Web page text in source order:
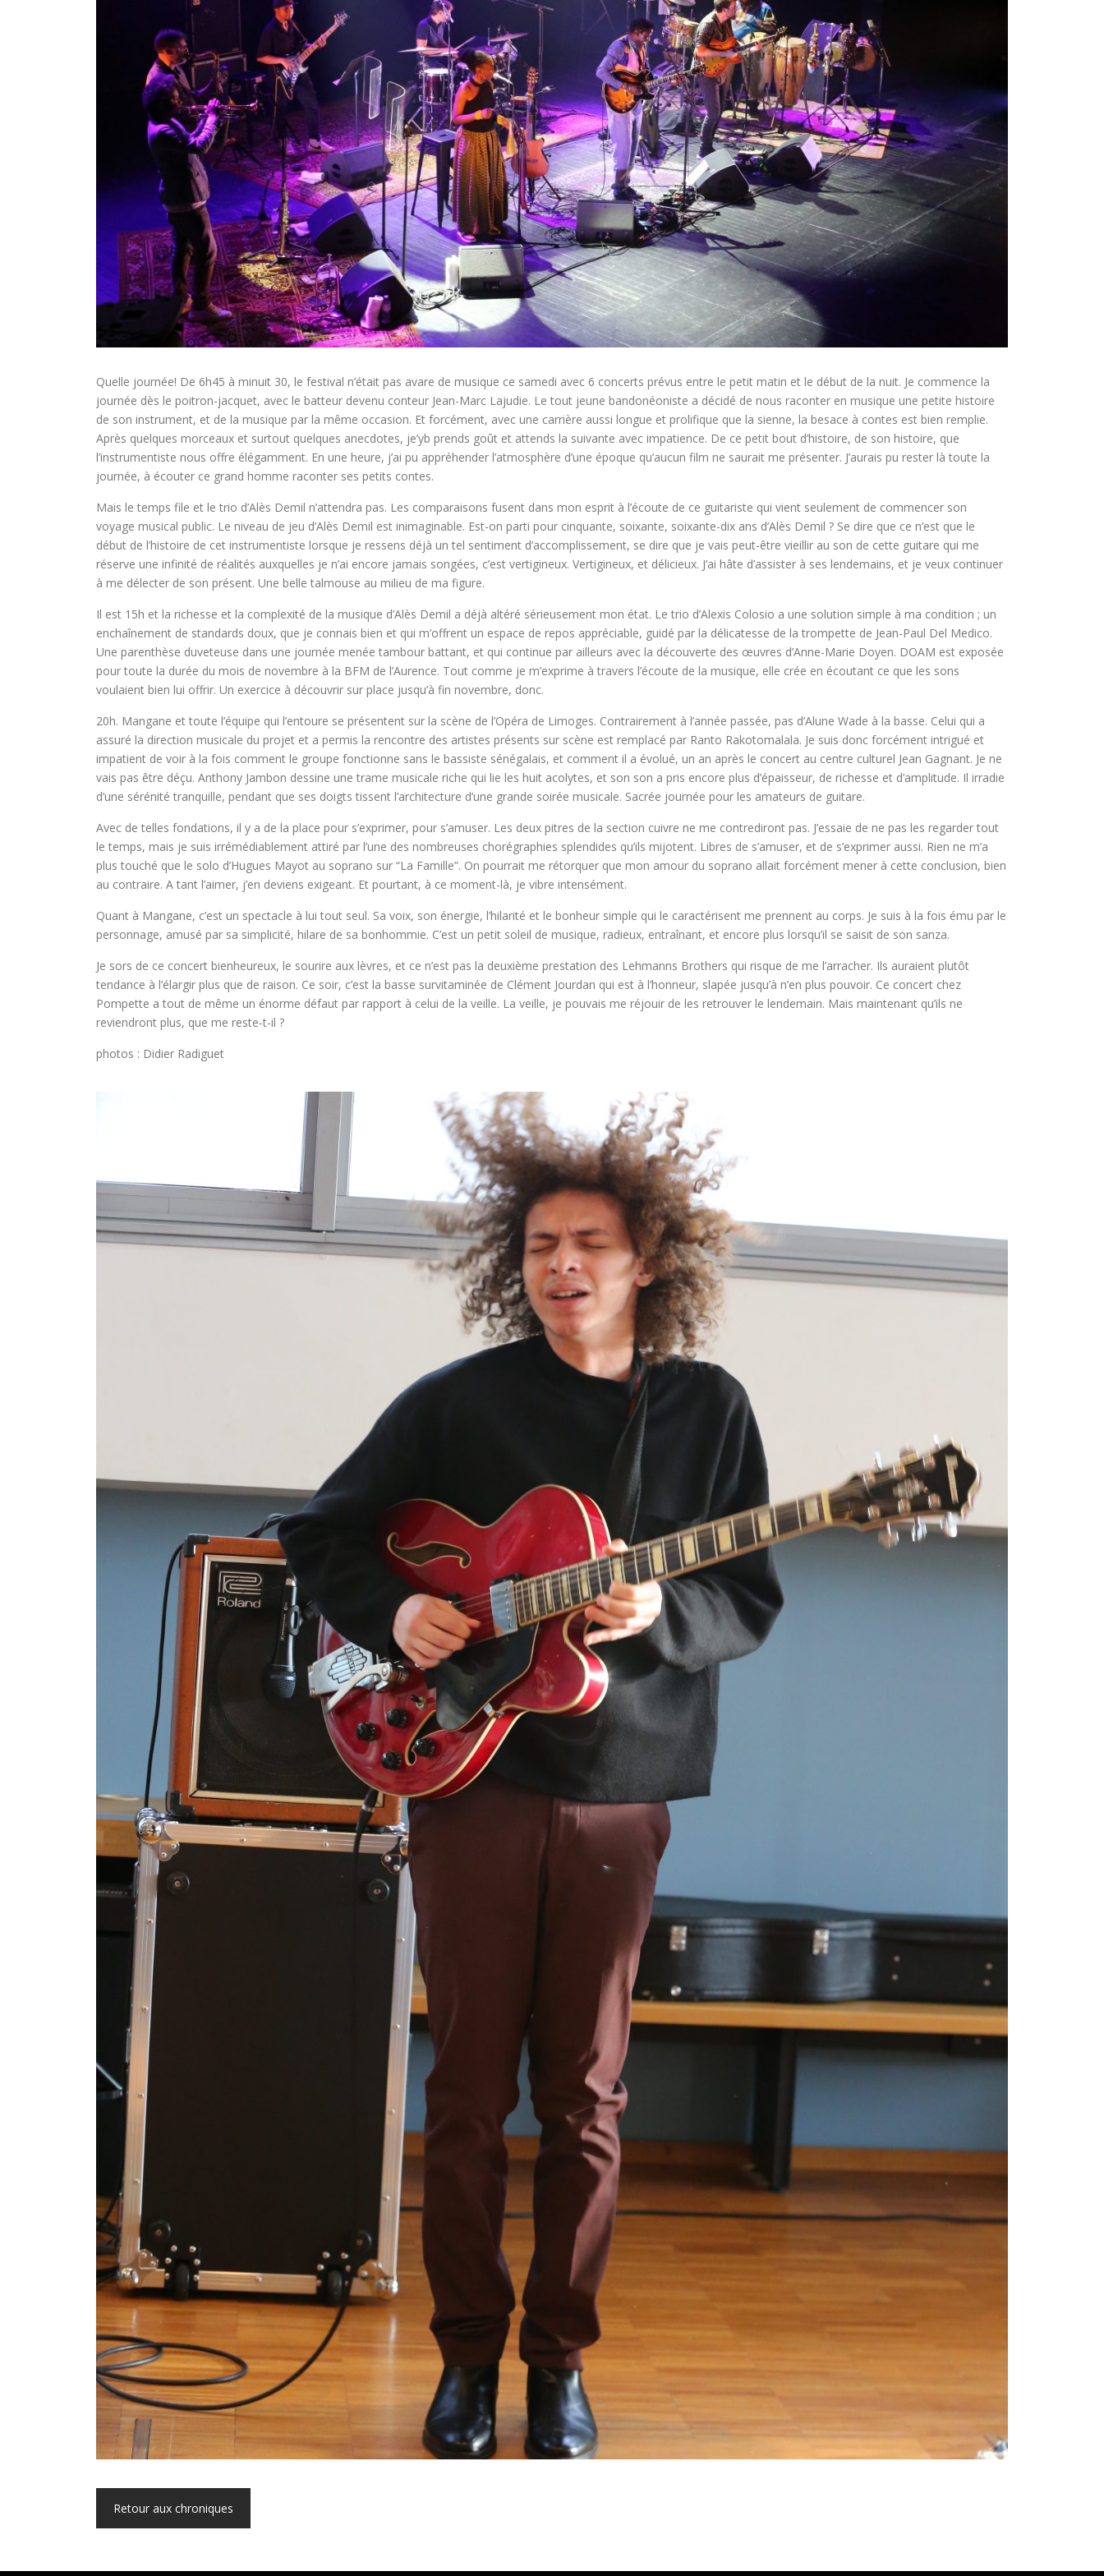
Quelle journée! De 6h45 à minuit 30, le festival n’était pas avare de musique ce samedi avec 6 concerts prévus entre le petit matin et le début de la nuit. Je commence la
journée dès le poitron-jacquet, avec le batteur devenu conteur Jean-Marc Lajudie. Le tout jeune bandonéoniste a décidé de nous raconter en musique une petite histoire
de son instrument, et de la musique par la même occasion. Et forcément, avec une carrière aussi longue et prolifique que la sienne, la besace à contes est bien remplie.
Après quelques morceaux et surtout quelques anecdotes, je’yb prends goût et attends la suivante avec impatience. De ce petit bout d’histoire, de son histoire, que
l’instrumentiste nous offre élégamment. En une heure, j’ai pu appréhender l’atmosphère d’une époque qu’aucun film ne saurait me présenter. J’aurais pu rester là toute la
journée, à écouter ce grand homme raconter ses petits contes.
Mais le temps file et le trio d’Alès Demil n’attendra pas. Les comparaisons fusent dans mon esprit à l’écoute de ce guitariste qui vient seulement de commencer son
voyage musical public. Le niveau de jeu d’Alès Demil est inimaginable. Est-on parti pour cinquante, soixante, soixante-dix ans d’Alès Demil ? Se dire que ce n’est que le
début de l’histoire de cet instrumentiste lorsque je ressens déjà un tel sentiment d’accomplissement, se dire que je vais peut-être vieillir au son de cette guitare qui me
réserve une infinité de réalités auxquelles je n’ai encore jamais songées, c’est vertigineux. Vertigineux, et délicieux. J’ai hâte d’assister à ses lendemains, et je veux continuer
à me délecter de son présent. Une belle talmouse au milieu de ma figure.
Il est 15h et la richesse et la complexité de la musique d’Alès Demil a déjà altéré sérieusement mon état. Le trio d’Alexis Colosio a une solution simple à ma condition ; un
enchaînement de standards doux, que je connais bien et qui m’offrent un espace de repos appréciable, guidé par la délicatesse de la trompette de Jean-Paul Del Medico.
Une parenthèse duveteuse dans une journée menée tambour battant, et qui continue par ailleurs avec la découverte des œuvres d’Anne-Marie Doyen. DOAM est exposée
pour toute la durée du mois de novembre à la BFM de l’Aurence. Tout comme je m’exprime à travers l’écoute de la musique, elle crée en écoutant ce que les sons
voulaient bien lui offrir. Un exercice à découvrir sur place jusqu’à fin novembre, donc.
20h. Mangane et toute l’équipe qui l’entoure se présentent sur la scène de l’Opéra de Limoges. Contrairement à l’année passée, pas d’Alune Wade à la basse. Celui qui a
assuré la direction musicale du projet et a permis la rencontre des artistes présents sur scène est remplacé par Ranto Rakotomalala. Je suis donc forcément intrigué et
impatient de voir à la fois comment le groupe fonctionne sans le bassiste sénégalais, et comment il a évolué, un an après le concert au centre culturel Jean Gagnant. Je ne
vais pas être déçu. Anthony Jambon dessine une trame musicale riche qui lie les huit acolytes, et son son a pris encore plus d’épaisseur, de richesse et d’amplitude. Il irradie
d’une sérénité tranquille, pendant que ses doigts tissent l’architecture d’une grande soirée musicale. Sacrée journée pour les amateurs de guitare.
Avec de telles fondations, il y a de la place pour s’exprimer, pour s’amuser. Les deux pitres de la section cuivre ne me contrediront pas. J’essaie de ne pas les regarder tout
le temps, mais je suis irrémédiablement attiré par l’une des nombreuses chorégraphies splendides qu’ils mijotent. Libres de s’amuser, et de s’exprimer aussi. Rien ne m’a
plus touché que le solo d’Hugues Mayot au soprano sur “La Famille”. On pourrait me rétorquer que mon amour du soprano allait forcément mener à cette conclusion, bien
au contraire. A tant l’aimer, j’en deviens exigeant. Et pourtant, à ce moment-là, je vibre intensément.
Quant à Mangane, c’est un spectacle à lui tout seul. Sa voix, son énergie, l’hilarité et le bonheur simple qui le caractérisent me prennent au corps. Je suis à la fois ému par le
personnage, amusé par sa simplicité, hilare de sa bonhommie. C’est un petit soleil de musique, radieux, entraînant, et encore plus lorsqu’il se saisit de son sanza.
Je sors de ce concert bienheureux, le sourire aux lèvres, et ce n’est pas la deuxième prestation des Lehmanns Brothers qui risque de me l’arracher. Ils auraient plutôt
tendance à l’élargir plus que de raison. Ce soir, c’est la basse survitaminée de Clément Jourdan qui est à l’honneur, slapée jusqu’à n’en plus pouvoir. Ce concert chez
Pompette a tout de même un énorme défaut par rapport à celui de la veille. La veille, je pouvais me réjouir de les retrouver le lendemain. Mais maintenant qu’ils ne
reviendront plus, que me reste-t-il ?
photos : Didier Radiguet
Retour aux chroniques